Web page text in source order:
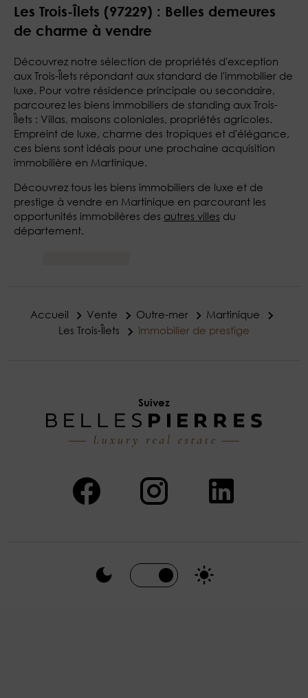
Les Trois-Îlets (97229) : Belles demeures
de charme à vendre
Découvrez notre sélection de propriétés d'exception
aux Trois-Îlets répondant aux standard de l'immobilier de
luxe. Pour votre résidence principale ou secondaire,
parcourez les biens immobiliers de standing aux Trois-
Îlets : Villas, maisons coloniales, propriétés agricoles.
Empreint de luxe, charme des tropiques et d'élégance,
ces biens sont idéals pour une prochaine acquisition
immobilière en Martinique.
Découvrez tous les biens immobiliers de luxe et de
prestige à vendre en Martinique en parcourant les
opportunités immobilères des autres villes du
département.
Accueil Vente Outre-mer
Martinique
Les Trois-Îlets
Immobilier de prestige
Suivez